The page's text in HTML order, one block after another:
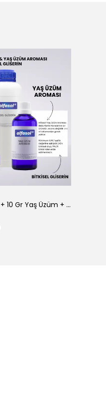
100 Gr Anason Yağı + 10 Gr Yaş Üzüm + 250 Gr Gliserin